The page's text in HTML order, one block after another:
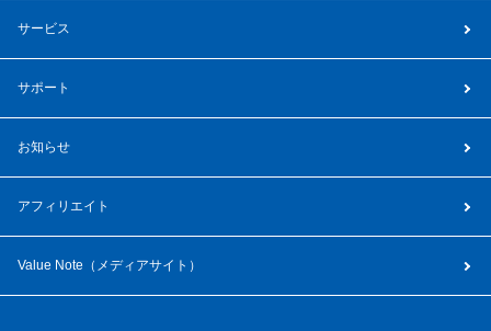
サービス
サポート
お知らせ
アフィリエイト
Value Note（ メディアサイト ）